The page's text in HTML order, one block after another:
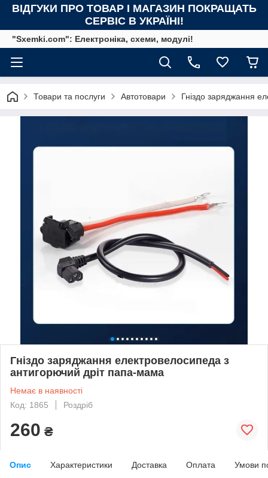
ВІДГУКИ ПРО ТОВАР І МАГАЗИН ПОКРАЩАТЬ
СЕРВІС В УКРАЇНІ!
"Sxemki.com": Електроніка, схеми, модулі!
Товари та послуги Автотовари Гніздо заряджання
Гніздо заряджання електровелосипеда з
антигорючий дріт папа-мама
Немає в наявності
Код: 1865
Роздріб
260 ₴
Опис Характеристики Доставка Оплата Умови